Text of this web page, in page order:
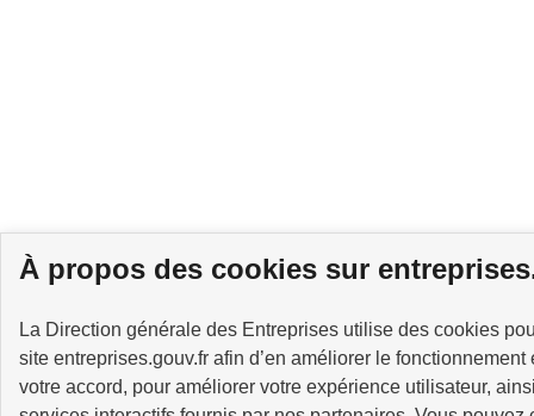
À propos des cookies sur
La Direction générale des Entreprises utilise des cookies
site entreprises.gouv.fr afin d’en améliorer le fonctionnement
votre accord, pour améliorer votre expérience utilisateur,